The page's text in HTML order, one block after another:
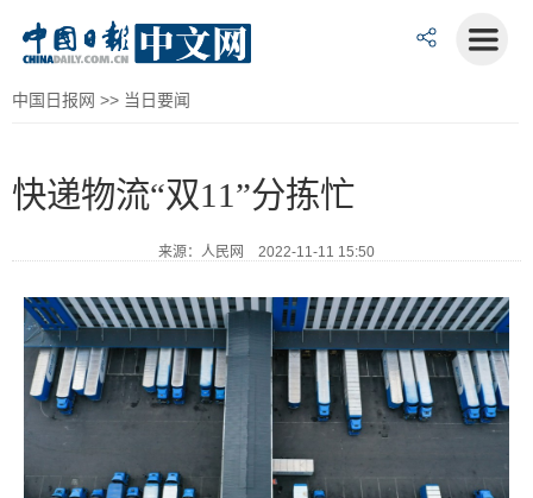
中国日报网 >> 当日要闻
快递物流“双11”分拣忙
来源：人民网 2022-11-11 15:50